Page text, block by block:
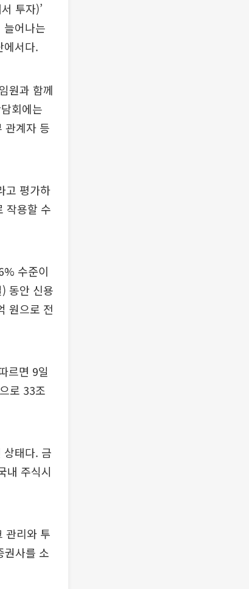
투자)’
어나는
에서다.
원과 함께
회에는
관계자 등
고 평가하
작용할 수
수준이
동안 신용
원으로 전
르면 9일
로 33조
상태다. 금
내 주식시
관리와 투
권사를 소